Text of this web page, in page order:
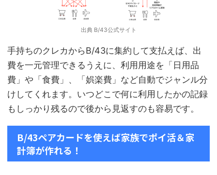
出典 B/43公式サイト
手持ちのクレカからB/43に集約して支払えば、出
費を一元管理できるうえに、利用用途を「日用品
費」や「食費」、「娯楽費」など自動でジャンル分
けしてくれます。いつどこで何に利用したかの記録
もしっかり残るので後から見返すのも容易です。
B/43ペアカードを使えば家族でポイ活＆家
計簿が作れる！